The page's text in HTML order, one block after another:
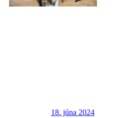
18. júna 2024